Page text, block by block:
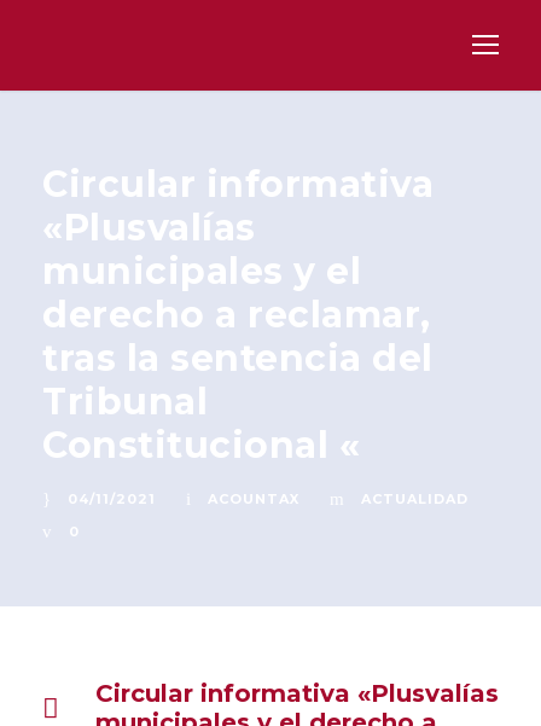
Circular informativa
«Plusvalías
municipales y el
derecho a reclamar,
tras la sentencia del
Tribunal
Constitucional «
04/11/2021 ACOUNTAX
ACTUALIDAD
0
Circular informativa «Plusvalías